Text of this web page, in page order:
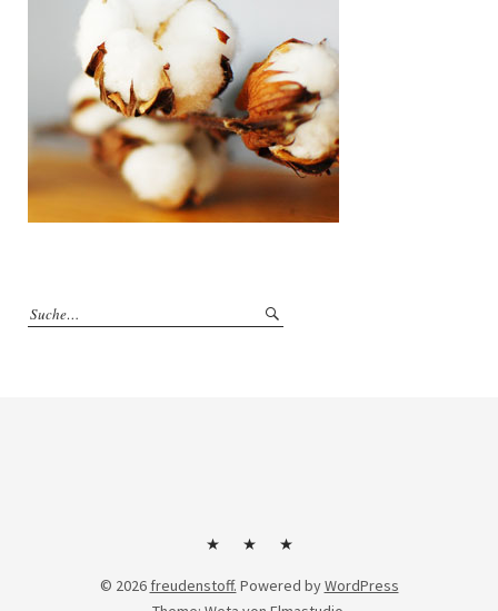
KontaktImpressumDatenschutzerklärung
© 2026 freudenstoff. Powered byWordPress